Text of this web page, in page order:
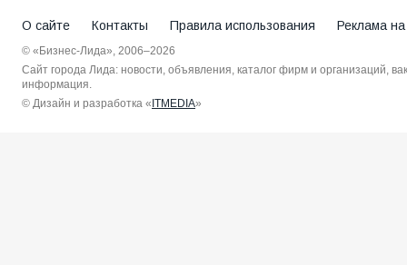
О сайте Контакты Правила использования Реклама
© «Бизнес-Лида», 2006–2026
Сайт города Лида: новости, объявления, каталог фирм и организаций,
информация.
© Дизайн и разработка «ITMEDIA»